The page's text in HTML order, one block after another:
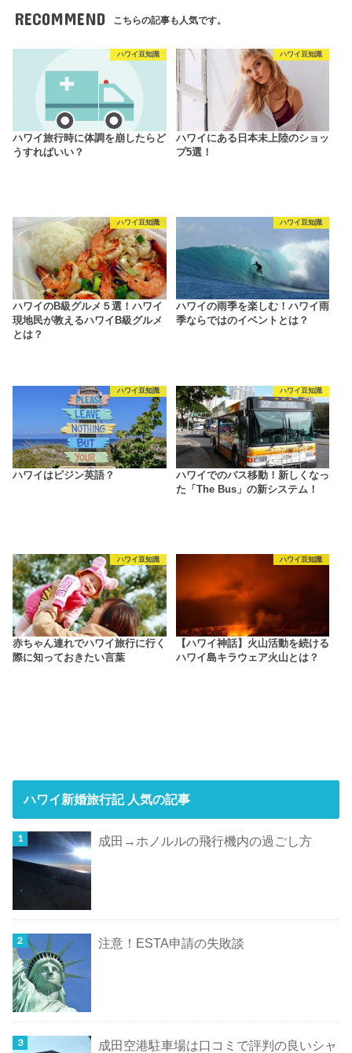
RECOMMEND こちらの記事も人気です。
ハワイ豆知識
ハワイ旅行時に体調を崩したらど
うすればいい？
ハワイ豆知識
ハワイにある日本未上陸のショッ
プ5選！
ハワイ豆知識
ハワイのB級グルメ５選！ハワイ
現地民が教えるハワイB級グルメ
とは？
ハワイ豆知識
ハワイの雨季を楽しむ！ハワイ雨
季ならではのイベントとは？
ハワイ豆知識
ハワイはピジン英語？
ハワイ豆知識
ハワイでのバス移動！新しくなっ
た「The Bus」の新システム！
ハワイ豆知識
赤ちゃん連れでハワイ旅行に行く
際に知っておきたい言葉
ハワイ豆知識
【ハワイ神話】火山活動を続ける
ハワイ島キラウェア火山とは？
ハワイ新婚旅行記 人気の記事
成田→ホノルルの飛行機内の過ごし方
注意！ESTA申請の失敗談
成田空港駐車場は口コミで評判の良いシャ